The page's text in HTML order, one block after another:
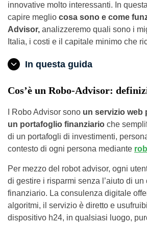
innovative molto interessanti. In
capire meglio cosa sono e come
Advisor, analizzeremo quali sono i
Italia, i costi e il capitale minimo che
In questa guida
Cos’è un Robo-Advisor:
I Robo Advisor sono un servizio web
un portafoglio finanziario che
di un portafogli di investimenti,
contesto di ogni persona mediante
Per mezzo del robot advisor, ogni
di gestire i risparmi senza l’aiuto di un
finanziario. La consulenza digitale
algoritmi, il servizio è diretto e
dispositivo h24, in qualsiasi luogo,